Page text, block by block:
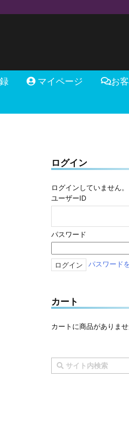
マイページ お
ログイン
ログインしていません。
ユーザーID
パスワード
パスワード
カート
カートに商品がありませ